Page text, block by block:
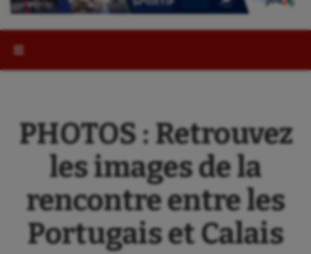
PHOTOS : Retrouvez
les images de la
rencontre entre les
Portugais et Calais